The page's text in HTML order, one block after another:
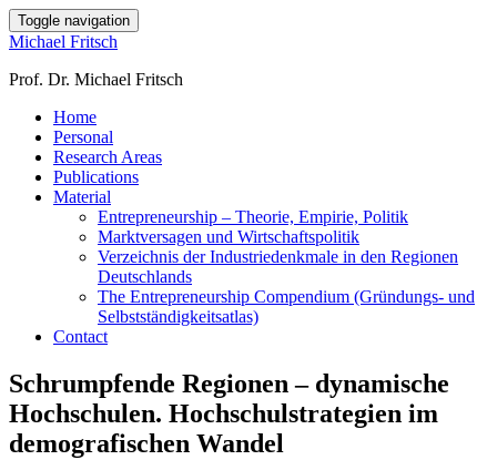
Toggle navigation
Michael Fritsch
Prof. Dr. Michael Fritsch
Home
Personal
Research Areas
Publications
Material
Entrepreneurship – Theorie, Empirie, Politik
Marktversagen und Wirtschaftspolitik
Verzeichnis der Industriedenkmale in den Regionen
Deutschlands
The Entrepreneurship Compendium (Gründungs- und
Selbstständigkeitsatlas)
Contact
Schrumpfende Regionen – dynamische
Hochschulen. Hochschulstrategien im
demografischen Wandel